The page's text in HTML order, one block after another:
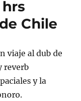
Chile
viaje al dub de
reverb
y la